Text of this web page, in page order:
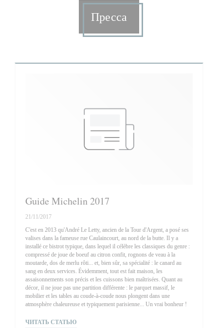
Пресса
Guide Michelin 2017
21/11/2017
C'est en 2013 qu'André Le Letty, ancien de la Tour d'Argent, a posé ses
valises dans la fameuse rue Caulaincourt, au nord de la butte. Il y a
installé ce bistrot typique, dans lequel il célèbre les classiques du genre :
compressé de joue de boeuf au citron confit, rognons de veau à la
moutarde, dos de merlu rôti... et, bien sûr, sa spécialité : le canard au
sang en deux services. Évidemment, tout est fait maison, les
assaisonnements son précis et les cuissons bien maîtrisées. Quant au
décor, il ne joue pas une partition différente : le parquet massif, le
mobilier et les tables au coude-à-coude nous plongent dans une
atmosphère chaleureuse et typiquement parisienne... Un vrai bonheur !
ЧИТАТЬ СТАТЬЮ